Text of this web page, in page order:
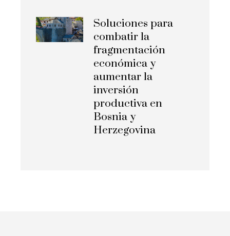
Soluciones para
combatir la
fragmentación
económica y
aumentar la
inversión
productiva en
Bosnia y
Herzegovina